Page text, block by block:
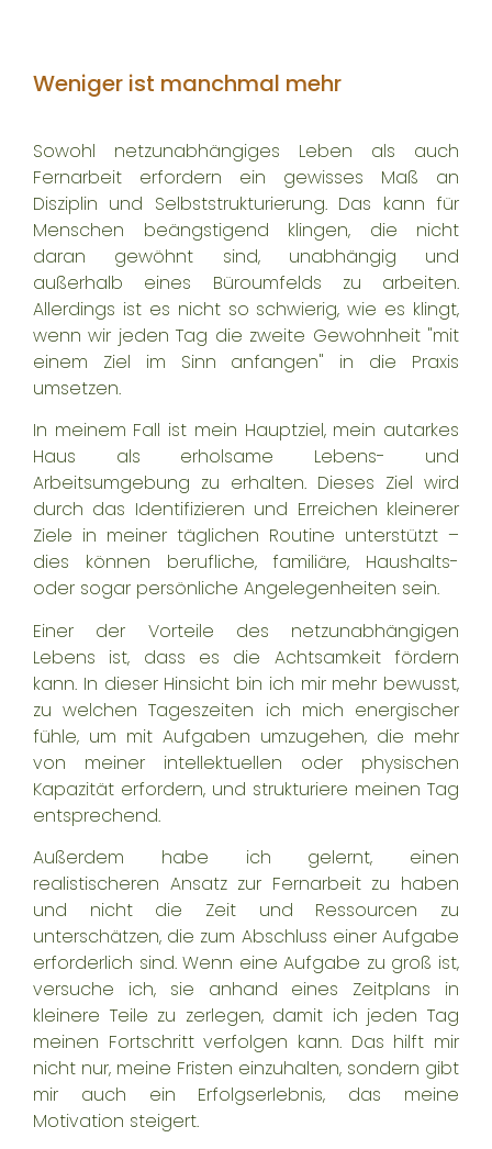
Weniger ist manchmal mehr
Sowohl netzunabhängiges Leben als auch
Fernarbeit erfordern ein gewisses Maß an
Disziplin und Selbststrukturierung. Das kann für
Menschen beängstigend klingen, die nicht
daran gewöhnt sind, unabhängig und
außerhalb eines Büroumfelds zu arbeiten.
Allerdings ist es nicht so schwierig, wie es klingt,
wenn wir jeden Tag die zweite Gewohnheit "mit
einem Ziel im Sinn anfangen" in die Praxis
umsetzen.
In meinem Fall ist mein Hauptziel, mein autarkes
Haus als erholsame Lebens- und
Arbeitsumgebung zu erhalten. Dieses Ziel wird
durch das Identifizieren und Erreichen kleinerer
Ziele in meiner täglichen Routine unterstützt –
dies können berufliche, familiäre, Haushalts-
oder sogar persönliche Angelegenheiten sein.
Einer der Vorteile des netzunabhängigen
Lebens ist, dass es die Achtsamkeit fördern
kann. In dieser Hinsicht bin ich mir mehr bewusst,
zu welchen Tageszeiten ich mich energischer
fühle, um mit Aufgaben umzugehen, die mehr
von meiner intellektuellen oder physischen
Kapazität erfordern, und strukturiere meinen Tag
entsprechend.
Außerdem habe ich gelernt, einen
realistischeren Ansatz zur Fernarbeit zu haben
und nicht die Zeit und Ressourcen zu
unterschätzen, die zum Abschluss einer Aufgabe
erforderlich sind. Wenn eine Aufgabe zu groß ist,
versuche ich, sie anhand eines Zeitplans in
kleinere Teile zu zerlegen, damit ich jeden Tag
meinen Fortschritt verfolgen kann. Das hilft mir
nicht nur, meine Fristen einzuhalten, sondern gibt
mir auch ein Erfolgserlebnis, das meine
Motivation steigert.